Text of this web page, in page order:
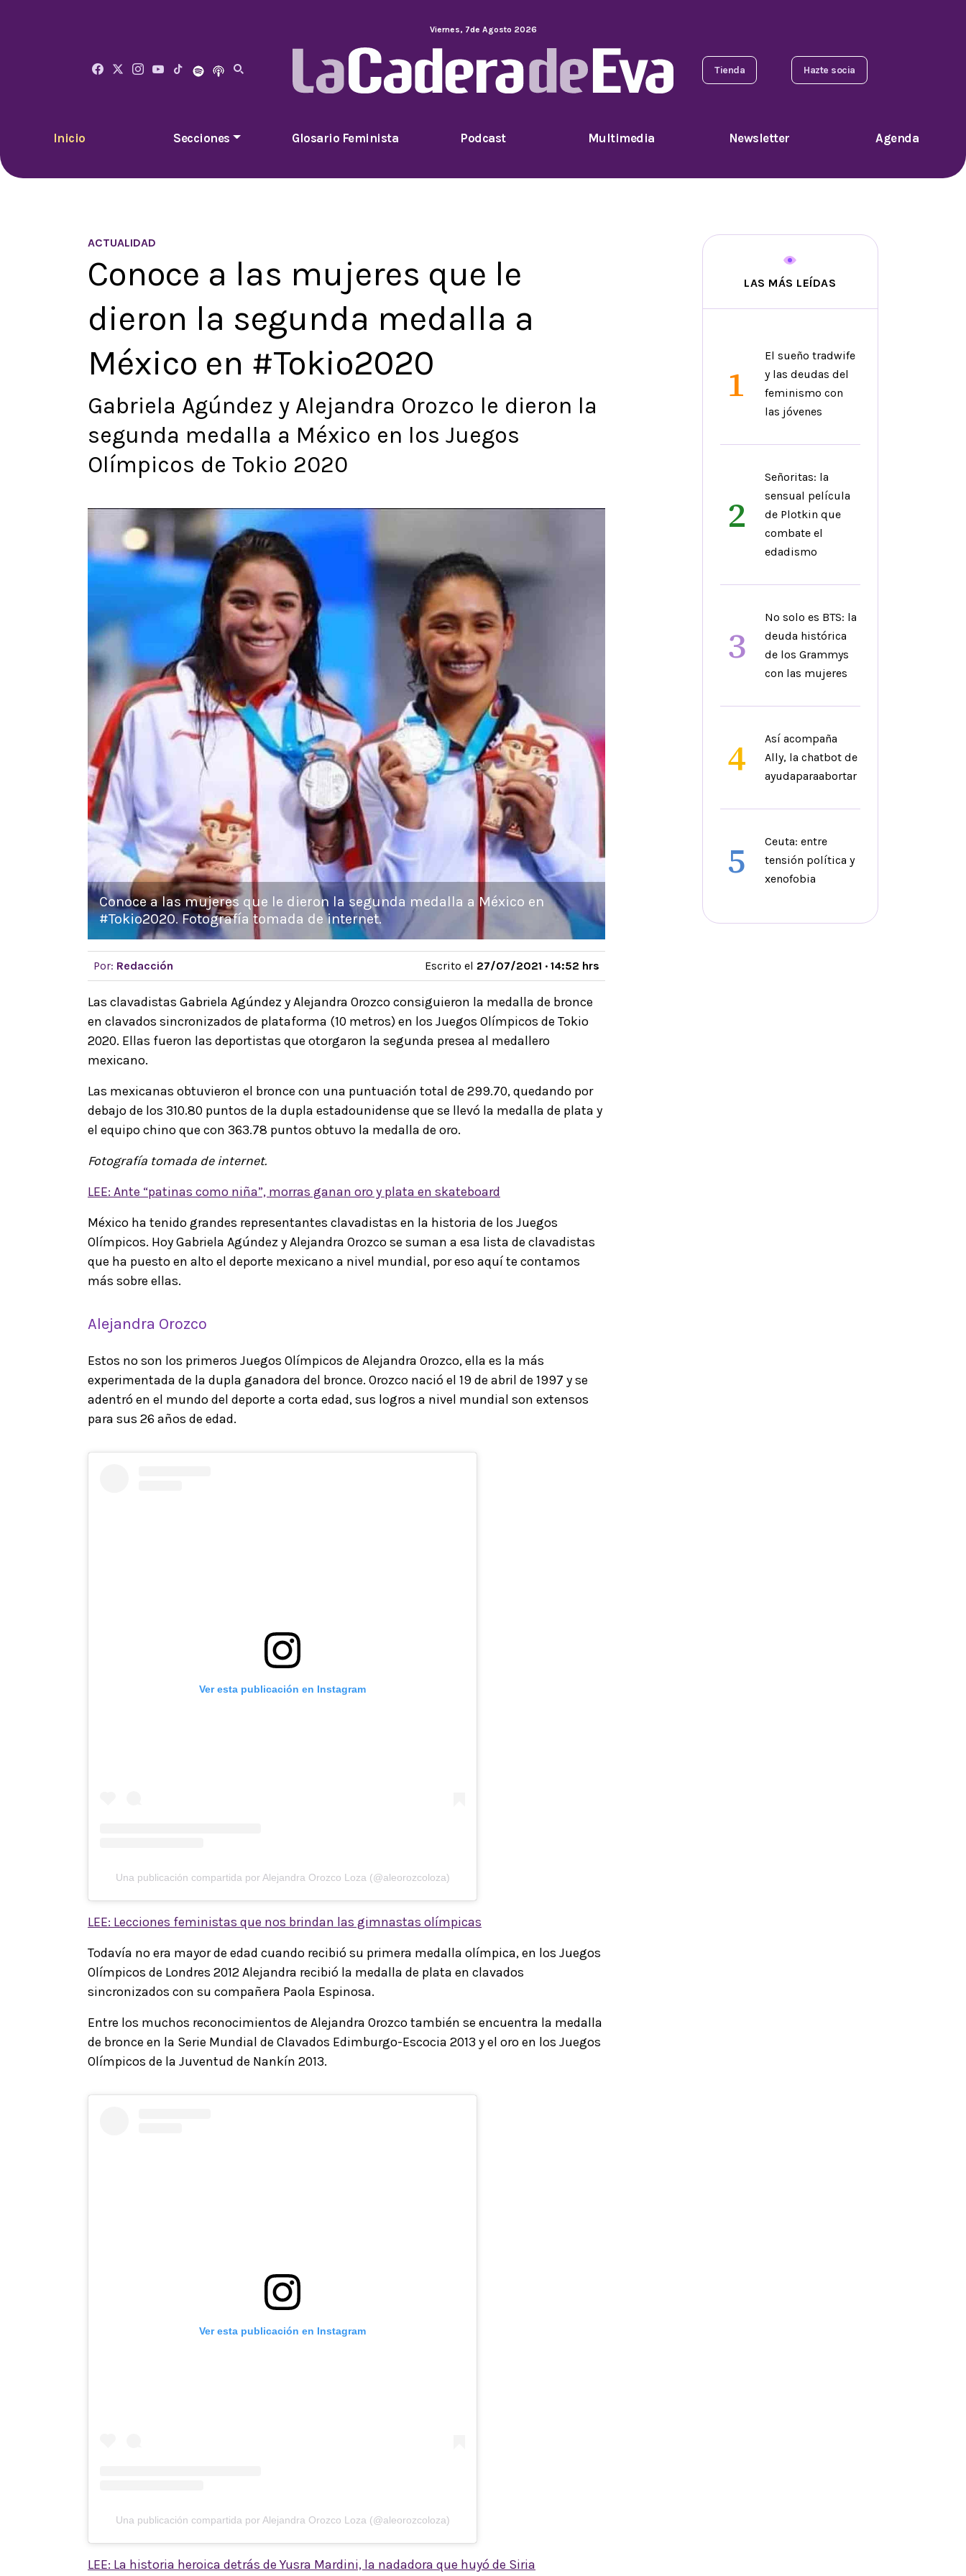
Viernes, 7de Agosto 2026
Tienda Hazte socia
Inicio Secciones Glosario Feminista Podcast Multimedia Newsletter Agenda
ACTUALIDAD
Conoce a las mujeres que le
dieron la segunda medalla a
México en #Tokio2020
Gabriela Agúndez y Alejandra Orozco le dieron la
segunda medalla a México en los Juegos
Olímpicos de Tokio 2020
Conoce a las mujeres que le dieron la segunda medalla a México en
#Tokio2020. Fotografía tomada de internet.
Por: Redacción Escrito el 27/07/2021 · 14:52 hrs
Las clavadistas Gabriela Agúndez y Alejandra Orozco consiguieron la medalla de bronce
en clavados sincronizados de plataforma (10 metros) en los Juegos Olímpicos de Tokio
2020. Ellas fueron las deportistas que otorgaron la segunda presea al medallero
mexicano.
Las mexicanas obtuvieron el bronce con una puntuación total de 299.70, quedando por
debajo de los 310.80 puntos de la dupla estadounidense que se llevó la medalla de plata y
el equipo chino que con 363.78 puntos obtuvo la medalla de oro.
Fotografía tomada de internet.
LEE: Ante “patinas como niña”, morras ganan oro y plata en skateboard
México ha tenido grandes representantes clavadistas en la historia de los Juegos
Olímpicos. Hoy Gabriela Agúndez y Alejandra Orozco se suman a esa lista de clavadistas
que ha puesto en alto el deporte mexicano a nivel mundial, por eso aquí te contamos
más sobre ellas.
Alejandra Orozco
Estos no son los primeros Juegos Olímpicos de Alejandra Orozco, ella es la más
experimentada de la dupla ganadora del bronce. Orozco nació el 19 de abril de 1997 y se
adentró en el mundo del deporte a corta edad, sus logros a nivel mundial son extensos
para sus 26 años de edad.
Ver esta publicación en Instagram
Una publicación compartida por Alejandra Orozco Loza (@aleorozcoloza)
LEE: Lecciones feministas que nos brindan las gimnastas olímpicas
Todavía no era mayor de edad cuando recibió su primera medalla olímpica, en los Juegos
Olímpicos de Londres 2012 Alejandra recibió la medalla de plata en clavados
sincronizados con su compañera Paola Espinosa.
Entre los muchos reconocimientos de Alejandra Orozco también se encuentra la medalla
de bronce en la Serie Mundial de Clavados Edimburgo-Escocia 2013 y el oro en los Juegos
Olímpicos de la Juventud de Nankín 2013.
Ver esta publicación en Instagram
Una publicación compartida por Alejandra Orozco Loza (@aleorozcoloza)
LEE: La historia heroica detrás de Yusra Mardini, la nadadora que huyó de Siria
LAS MÁS LEÍDAS
1
El sueño tradwife
y las deudas del
feminismo con
las jóvenes
2
Señoritas: la
sensual película
de Plotkin que
combate el
edadismo
3
No solo es BTS: la
deuda histórica
de los Grammys
con las mujeres
4
Así acompaña
Ally, la chatbot de
ayudaparaabortar
5
Ceuta: entre
tensión política y
xenofobia